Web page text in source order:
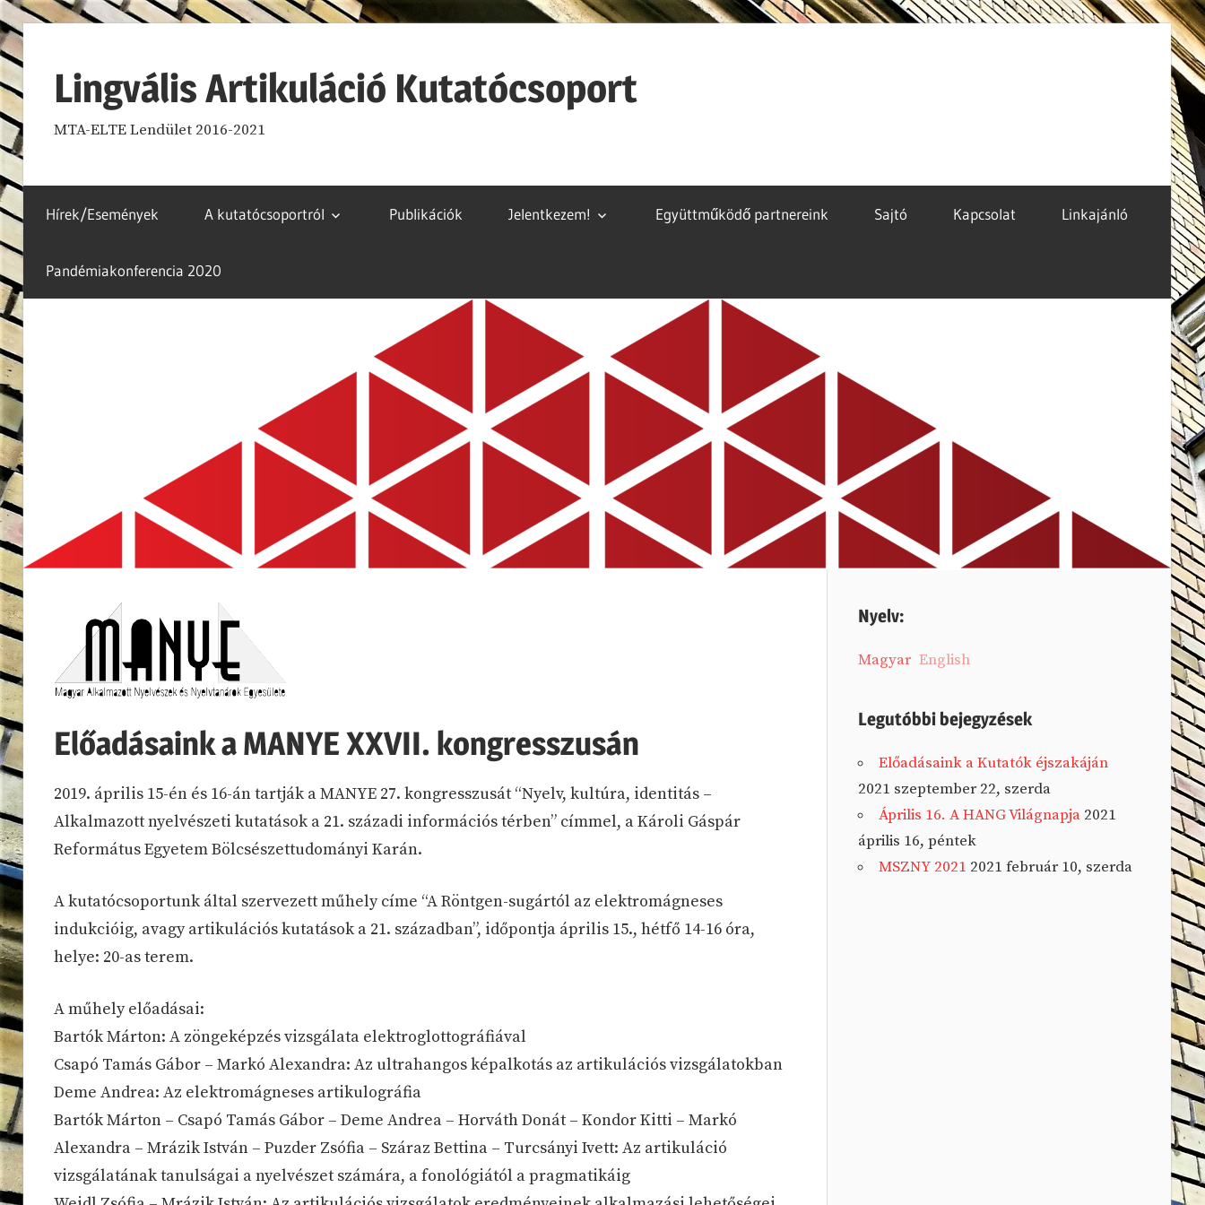
Skip
to
contentLingvális Artikuláció Kutatócsoport
MTA-ELTE Lendület 2016-2021
Hírek/Események A kutatócsoportról Publikációk Jelentkezem! Együttműködő partnereink Sajtó Kapcsolat Linkajánló
Pandémiakonferencia 2020
Előadásaink a MANYE XXVII. kongresszusán
2019. április 15-én és 16-án tartják a MANYE 27. kongresszusát “Nyelv, kultúra, identitás –
Alkalmazott nyelvészeti kutatások a 21. századi információs térben” címmel, a Károli Gáspár
Református Egyetem Bölcsészettudományi Karán.
A kutatócsoportunk által szervezett műhely címe “A Röntgen-sugártól az elektromágneses
indukcióig, avagy artikulációs kutatások a 21. században”, időpontja április 15., hétfő 14-16 óra,
helye: 20-as terem.
A műhely előadásai:
Bartók Márton: A zöngeképzés vizsgálata elektroglottográfiával
Csapó Tamás Gábor – Markó Alexandra: Az ultrahangos képalkotás az artikulációs vizsgálatokban
Deme Andrea: Az elektromágneses artikulográfia
Bartók Márton – Csapó Tamás Gábor – Deme Andrea – Horváth Donát – Kondor Kitti – Markó
Alexandra – Mrázik István – Puzder Zsófia – Száraz Bettina – Turcsányi Ivett: Az artikuláció
vizsgálatának tanulságai a nyelvészet számára, a fonológiától a pragmatikáig
Nyelv:
Magyar English
Legutóbbi bejegyzések
Előadásaink a Kutatók éjszakáján
2021 szeptember 22, szerda
Április 16. A HANG Világnapja 2021
április 16, péntek
MSZNY 2021 2021 február 10, szerda